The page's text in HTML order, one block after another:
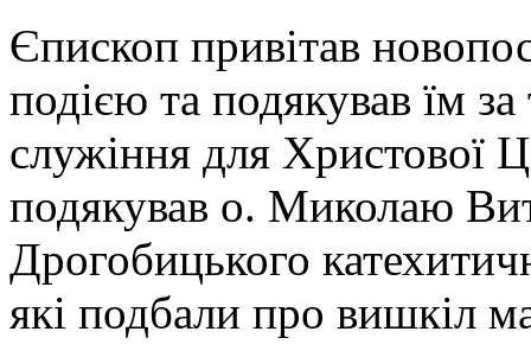
Єпископ привітав
подією та подякував їм
служіння для Христової
подякував о. Миколаю
Дрогобицького
які подбали про вишкіл